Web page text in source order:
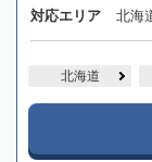
対応エリア 北海
北海道